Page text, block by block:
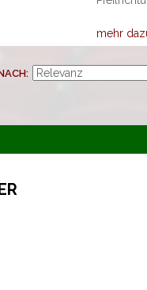
mehr